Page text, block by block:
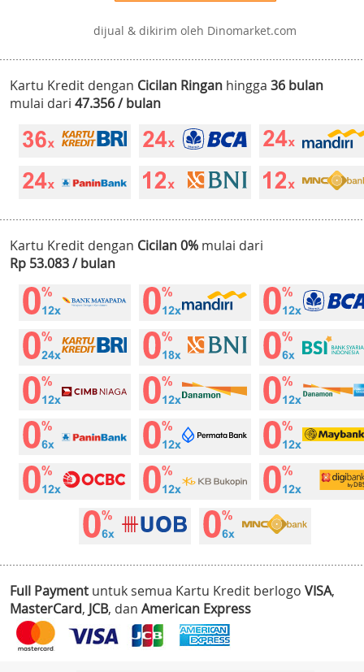
dijual & dikirim oleh Dinomarket.com
Kartu Kredit dengan Cicilan Ringan hingga 36 bulan
mulai dari 47.356 / bulan
Kartu Kredit dengan Cicilan 0% mulai dari
Rp 53.083 / bulan
Full Payment untuk semua Kartu Kredit berlogo VISA,
MasterCard, JCB, dan American Express